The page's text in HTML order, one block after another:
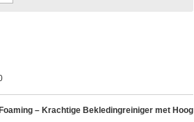
– Krachtige Bekledingreiniger met Hoog